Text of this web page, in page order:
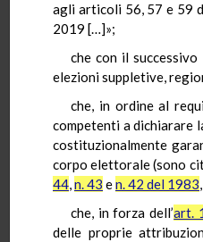
agli articoli 56, 57 e 59
2019 […]»;
che con il
elezioni suppletive,
che, in ordine al
competenti a dichiarare
costituzionalmente
corpo elettorale (sono
44,n. 43 en. 42 del 1983,
che, in forza dell’art.
delle proprie